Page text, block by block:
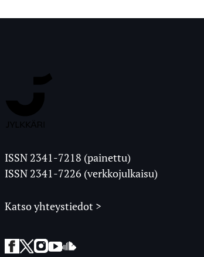
Ylioppilaslehti
ISSN 2341-7218 (painettu)
ISSN 2341-7226 (verkkojulkaisu)
Katso yhteystiedot >
Facebook
Twitter
Instagram
YouTubeSoundCloud